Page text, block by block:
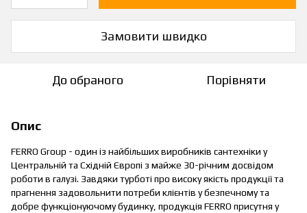
Замовити швидко
До обраного Порівняти
Опис
FERRO Group - один із найбільших виробників сантехніки у
Центральній та Східній Європі з майже 30-річним досвідом
роботи в галузі. Завдяки турботі про високу якість продукції та
прагнення задовольнити потреби клієнтів у безпечному та
добре функціонуючому будинку, продукція FERRO присутня у